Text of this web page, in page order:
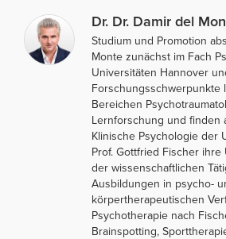
Dr. Dr. Damir del
Studium und Promotion
Monte zunächst im Fach
Universitäten Hannover
Forschungsschwerpunkte
Bereichen
Lernforschung und finden
Klinische Psychologie der
Prof. Gottfried Fischer ihre
der wissenschaftlichen
Ausbildungen in psycho-
körpertherapeutischen
Psychotherapie nach
Brainspotting,